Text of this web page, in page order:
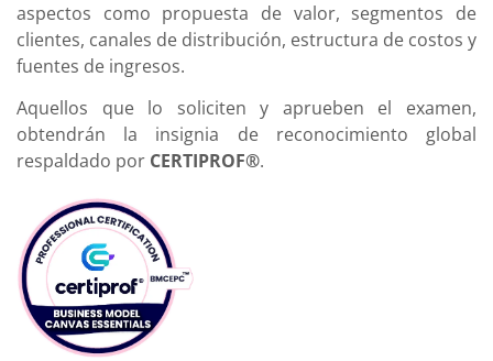
aspectos como propuesta de valor, segmentos de
clientes, canales de distribución, estructura de costos y
fuentes de ingresos.
Aquellos que lo soliciten y aprueben el examen,
obtendrán la insignia de reconocimiento global
respaldado por CERTIPROF®.